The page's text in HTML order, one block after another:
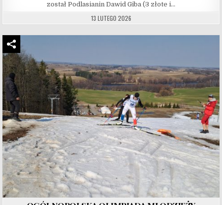
został Podlasianin Dawid Giba (3 złote i…
13 LUTEGO 2026